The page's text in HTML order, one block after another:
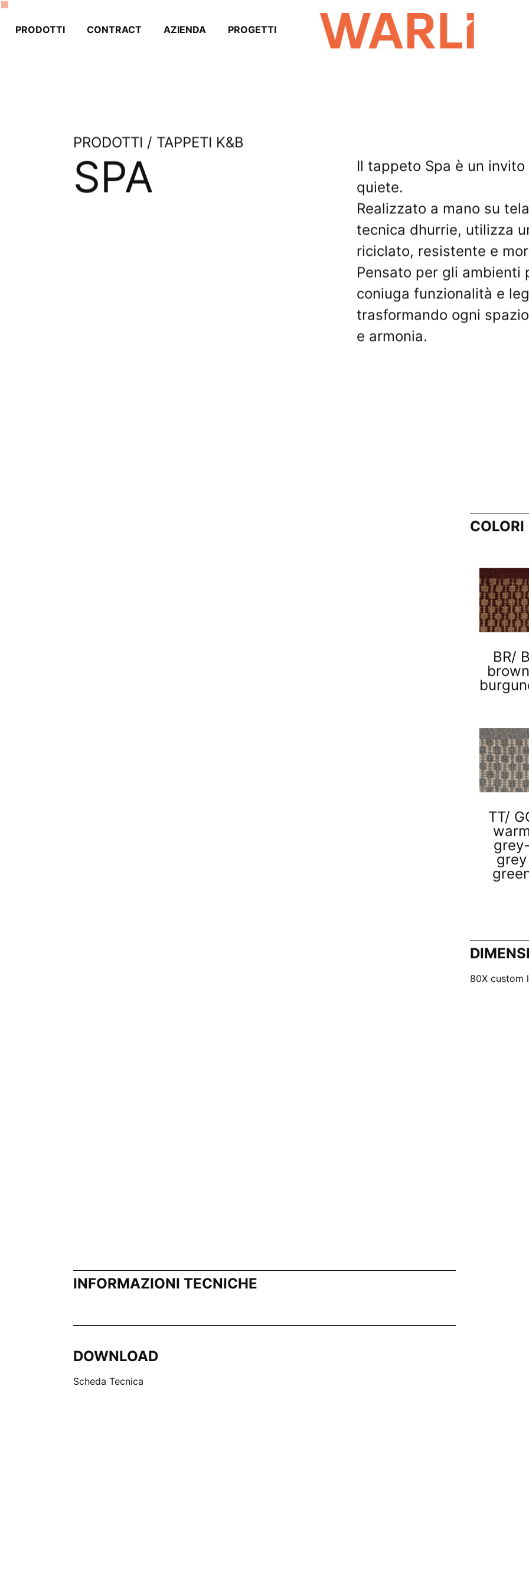
PRODOTTI CONTRACT AZIENDA PROGETTI
PRODOTTI / TAPPETI K&B
SPA
Il tappeto Spa è un
quiete.
Realizzato a mano su
tecnica dhurrie, utilizza
riciclato, resistente e
Pensato per gli ambienti
coniuga funzionalità e
trasformando ogni
e armonia.
COLORI
BR/ B
TT/
warm
grey-
grey
80X custom
INFORMAZIONI TECNICHE
DOWNLOAD
Scheda Tecnica